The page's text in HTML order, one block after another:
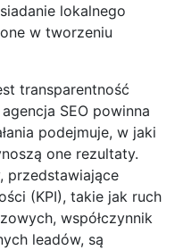
lokalnego
w tworzeniu
transparentność
SEO powinna
podejmuje, w jaki
one rezultaty.
przedstawiające
(KPI), takie jak ruch
współczynnik
leadów, są